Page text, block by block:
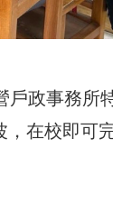
戶政事務所
在校即可